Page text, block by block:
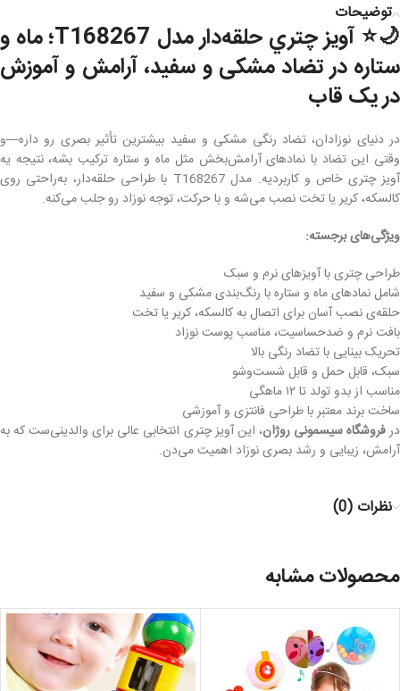
توضیحات
🌙⭐ آويز چتري
حلقه‌دار مدل T168267؛ ماه و
ستاره در تضاد مشکی و سفید، آرامش و آموزش
در یک قاب
در دنیای نوزادان، تضاد رنگی مشکی و سفید بیشترین تأثیر بصری رو داره—و
وقتی این تضاد با نمادهای آرامش‌بخش مثل ماه و ستاره ترکیب بشه، نتیجه یه
آویز چتری خاص و کاربردیه. مدل T168267 با طراحی حلقه‌دار، به‌راحتی روی
کالسکه، کریر یا تخت نصب می‌شه و با حرکت، توجه نوزاد رو جلب می‌کنه.
ویژگی‌های برجسته:
طراحی چتری با آویزهای نرم و سبک
شامل نمادهای ماه و ستاره با رنگ‌بندی مشکی و سفید
حلقه‌ی نصب آسان برای اتصال به کالسکه، کریر یا تخت
بافت نرم و ضدحساسیت، مناسب پوست نوزاد
تحریک بینایی با تضاد رنگی بالا
سبک، قابل حمل و قابل شست‌وشو
مناسب از بدو تولد تا ۱۲ ماهگی
ساخت برند معتبر با طراحی فانتزی و آموزشی
درفروشگاه سیسمونی روژان، این آویز چتری انتخابی عالی برای والدینی‌ست که به
آرامش، زیبایی و رشد بصری نوزاد اهمیت می‌دن.
نظرات (0)
محصولات مشابه